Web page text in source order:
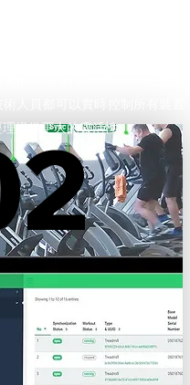
提供更大的靈活性。